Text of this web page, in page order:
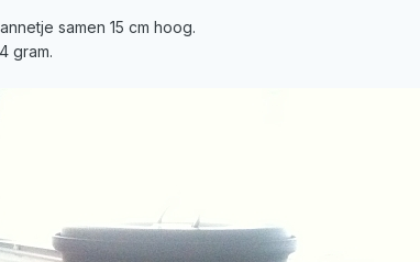
samen 15 cm hoog.
gram.